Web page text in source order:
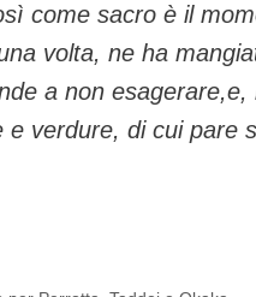
come sacro è il
volta, ne ha
a non
e verdure, di cui pare